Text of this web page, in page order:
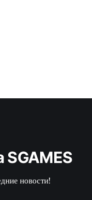
новости!